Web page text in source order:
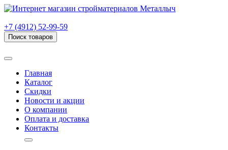
+7 (4912) 52-99-59
Поиск товаров
Главная
Каталог
Скидки
Новости и акции
О компании
Оплата и доставка
Контакты